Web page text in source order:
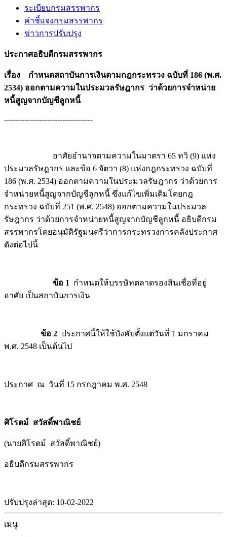
ระเบียบกรมสรรพากร
คำชี้แจงกรมสรรพากร
ข่าวการปรับปรุง
ประกาศอธิบดีกรมสรรพากร
เรื่อง กำหนดสถาบันการเงินตามกฎกระทรวง ฉบับที่ 186 (พ.ศ.
2534) ออกตามความในประมวลรัษฎากร ว่าด้วยการจำหน่าย
หนี้สูญจากบัญชีลูกหนี้
-----------------------------------
อาศัยอำนาจตามความในมาตรา 65 ทวิ (9) แห่ง
ประมวลรัษฎากร และข้อ 6 จัตวา (8) แห่งกฎกระทรวง ฉบับที่
186 (พ.ศ. 2534) ออกตามความในประมวลรัษฎากร ว่าด้วยการ
จำหน่ายหนี้สูญจากบัญชีลูกหนี้ ซึ่งแก้ไขเพิ่มเติมโดยกฎ
กระทรวง ฉบับที่ 251 (พ.ศ. 2548) ออกตามความในประมวล
รัษฎากร ว่าด้วยการจำหน่ายหนี้สูญจากบัญชีลูกหนี้ อธิบดีกรม
สรรพากรโดยอนุมัติรัฐมนตรีว่าการกระทรวงการคลังประกาศ
ดังต่อไปนี้
ข้อ 1
กำหนดให้บรรษัทตลาดรองสินเชื่อที่อยู่
อาศัย เป็นสถาบันการเงิน
ข้อ 2 ประกาศนี้ให้ใช้บังคับตั้งแต่วันที่ 1 มกราคม
พ.ศ. 2548 เป็นต้นไป
ประกาศ ณ วันที่ 15 กรกฎาคม พ.ศ. 2548
ศิโรตม์ สวัสดิ์พาณิชย์
(นายศิโรตม์ สวัสดิ์พาณิชย์)
อธิบดีกรมสรรพากร
ปรับปรุงล่าสุด: 10-02-2022
เมนู